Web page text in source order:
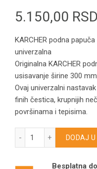
5.150,00 RSD
KARCHER podna
univerzalna
Originalna KARCHER
usisavanje širine 300
Ovaj univerzalni
finih čestica, krupnijih
površinama i tepisima.
DODAJ U
Besplatna